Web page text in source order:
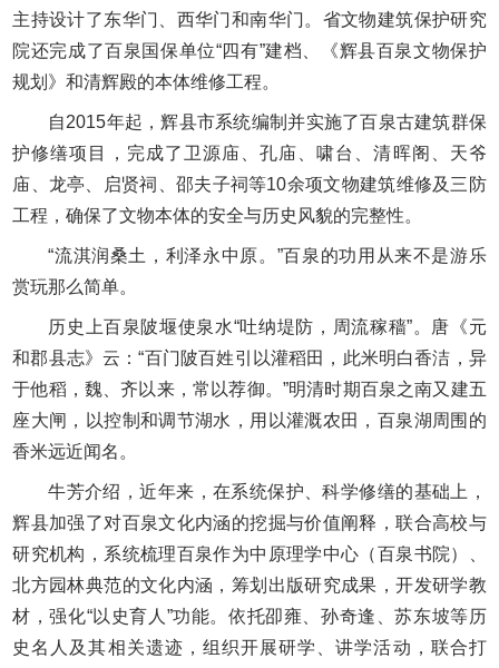
主持设计了东华门、西华门和南华门。省文物建筑保护研究
院还完成了百泉国保单位“四有”建档、《辉县百泉文物保护
规划》和清辉殿的本体维修工程。
自2015年起，辉县市系统编制并实施了百泉古建筑群保
护修缮项目，完成了卫源庙、孔庙、啸台、清晖阁、天爷
庙、龙亭、启贤祠、邵夫子祠等10余项文物建筑维修及三防
工程，确保了文物本体的安全与历史风貌的完整性。
“流淇润桑土，利泽永中原。”百泉的功用从来不是游乐
赏玩那么简单。
历史上百泉陂堰使泉水“吐纳堤防，周流稼穑”。唐《元
和郡县志》云：“百门陂百姓引以灌稻田，此米明白香洁，异
于他稻，魏、齐以来，常以荐御。”明清时期百泉之南又建五
座大闸，以控制和调节湖水，用以灌溉农田，百泉湖周围的
香米远近闻名。
牛芳介绍，近年来，在系统保护、科学修缮的基础上，
辉县加强了对百泉文化内涵的挖掘与价值阐释，联合高校与
研究机构，系统梳理百泉作为中原理学中心（百泉书院）、
北方园林典范的文化内涵，筹划出版研究成果，开发研学教
材，强化“以史育人”功能。依托卲雍、孙奇逢、苏东坡等历
史名人及其相关遗迹，组织开展研学、讲学活动，联合打